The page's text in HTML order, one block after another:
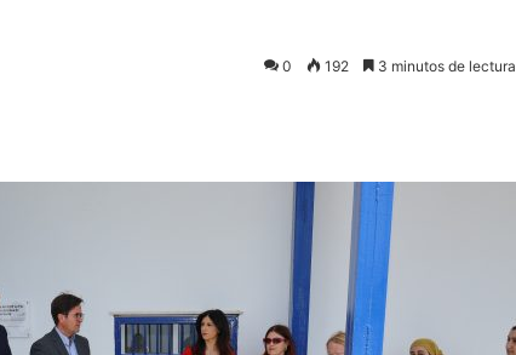
0 192 3 minutos de lectura